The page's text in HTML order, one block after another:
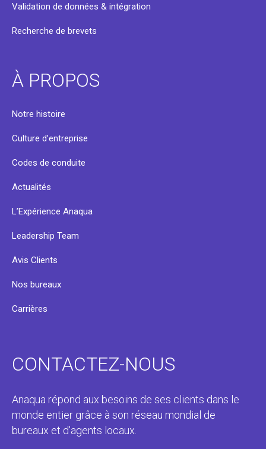
Validation de données & intégration
Recherche de brevets
À PROPOS
Notre histoire
Culture d’entreprise
Codes de conduite
Actualités
L’Expérience Anaqua
Leadership Team
Avis Clients
Nos bureaux
Carrières
CONTACTEZ-NOUS
Anaqua répond aux besoins de ses clients dans le
monde entier grâce à son réseau mondial de
bureaux et d'agents locaux.